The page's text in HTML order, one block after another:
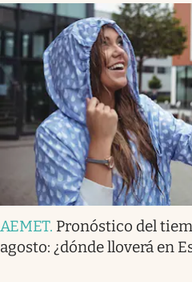
AEMET. Pronóstico del
agosto: ¿dónde lloverá en